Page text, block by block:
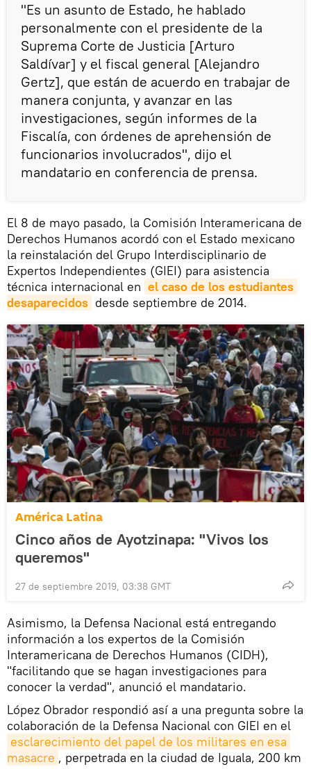
"Es un asunto de Estado, he hablado
personalmente con el presidente de la
Suprema Corte de Justicia [Arturo
Saldívar] y el fiscal general [Alejandro
Gertz], que están de acuerdo en trabajar de
manera conjunta, y avanzar en las
investigaciones, según informes de la
Fiscalía, con órdenes de aprehensión de
funcionarios involucrados", dijo el
mandatario en conferencia de prensa.
El 8 de mayo pasado, la Comisión Interamericana de
Derechos Humanos acordó con el Estado mexicano
la reinstalación del Grupo Interdisciplinario de
Expertos Independientes (GIEI) para asistencia
técnica internacional en el caso de los estudiantes
desaparecidos desde septiembre de 2014.
América Latina
Cinco años de Ayotzinapa: "Vivos los
queremos"
27 de septiembre 2019, 03:38 GMT
Asimismo, la Defensa Nacional está entregando
información a los expertos de la Comisión
Interamericana de Derechos Humanos (CIDH),
"facilitando que se hagan investigaciones para
conocer la verdad", anunció el mandatario.
López Obrador respondió así a una pregunta sobre la
colaboración de la Defensa Nacional con GIEI en el
esclarecimiento del papel de los militares en esa
masacre , perpetrada en la ciudad de Iguala, 200 km